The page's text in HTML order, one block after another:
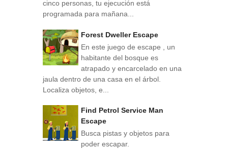
cinco personas, tu ejecución está
programada para mañana...
Forest Dweller Escape
En este juego de escape , un
habitante del bosque es
atrapado y encarcelado en una
jaula dentro de una casa en el árbol.
Localiza objetos, e...
Find Petrol Service Man
Escape
Busca pistas y objetos para
poder escapar.